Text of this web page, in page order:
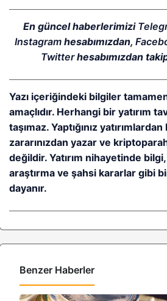
En güncel haberlerimizi
Instagramhesabımızdan,
Twitterhesabımızdan
Yazı içeriğindeki bilgiler
amaçlıdır. Herhangi bir yatırım
taşımaz. Yaptığınız
zararınızdan yazar ve
değildir. Yatırım nihayetinde
araştırma ve şahsi kararlar gibi
dayanır.
Benzer Haberler